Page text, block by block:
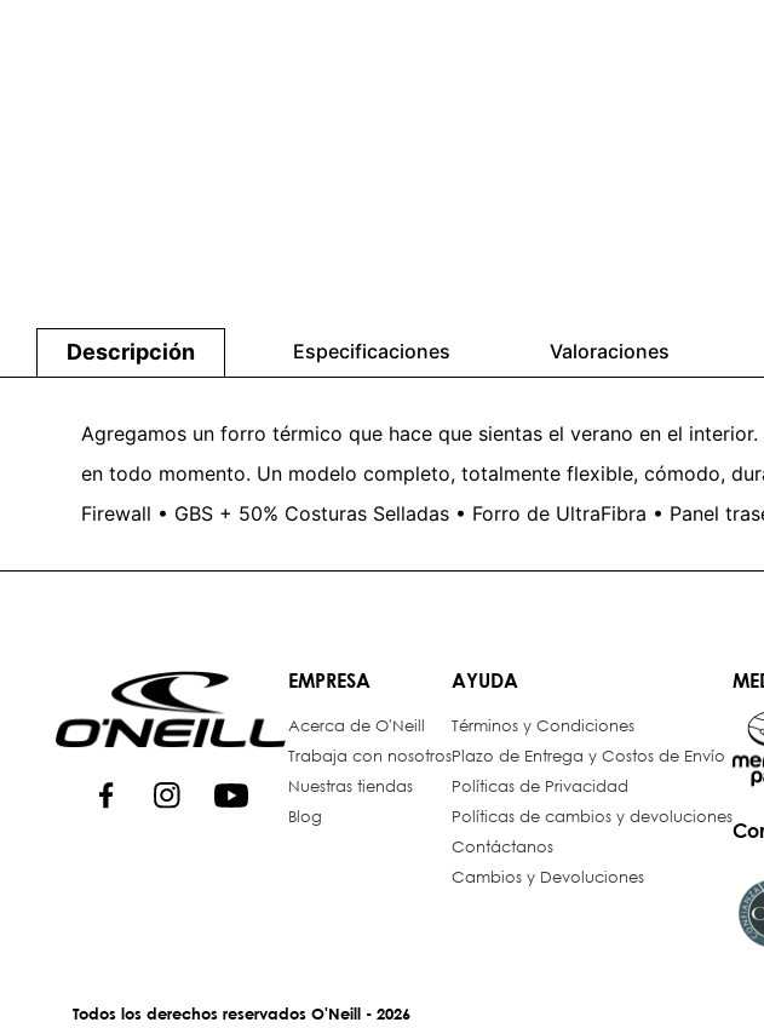
Descripción Especificaciones Valoraciones
Agregamos un forro térmico que hace que sientas el verano en el
en todo momento. Un modelo completo, totalmente flexible, cómodo,
Firewall • GBS + 50% Costuras Selladas • Forro de UltraFibra • Panel
EMPRESA
Acerca de O'Neill
Trabaja con nosotros
Nuestras tiendas
Blog
AYUDA
Términos y Condiciones
Plazo de Entrega y Costos de Envío
Políticas de Privacidad
Políticas de cambios y devoluciones
Contáctanos
Cambios y Devoluciones
Todos los derechos reservados O'Neill - 2026